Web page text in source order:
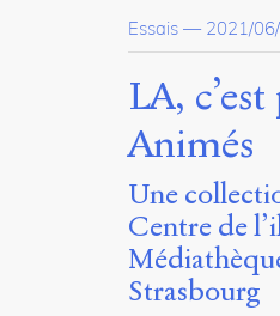
Essais — 2021/
LA,
Animés
Une
Centre de
Strasbourg